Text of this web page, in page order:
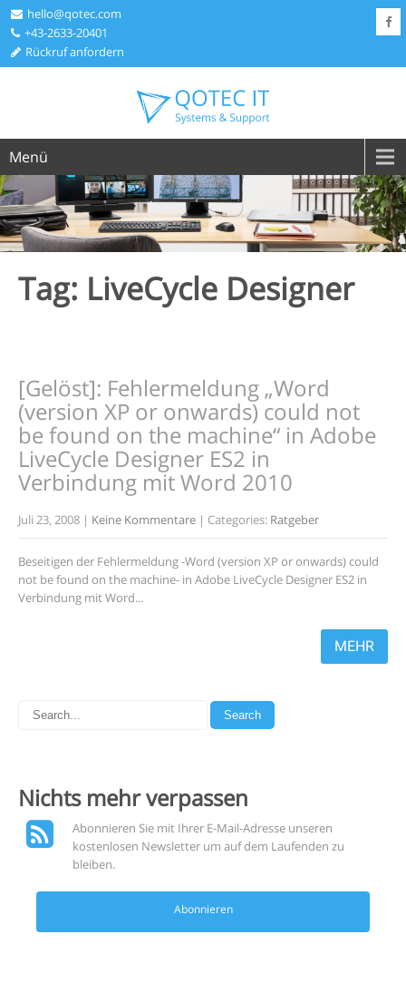
hello@qotec.com
+43-2633-20401
Rückruf anfordern
Menü
Tag: LiveCycle Designer
[Gelöst]: Fehlermeldung „Word
(version XP or onwards) could not
be found on the machine“ in Adobe
LiveCycle Designer ES2 in
Verbindung mit Word 2010
Juli 23, 2008 | Keine Kommentare | Categories: Ratgeber
Beseitigen der Fehlermeldung -Word (version XP or onwards) could
not be found on the machine- in Adobe LiveCycle Designer ES2 in
Verbindung mit Word...
MEHR
Nichts mehrverpassen
Abonnieren Sie mit Ihrer E-Mail-Adresse unseren
kostenlosen Newsletter um auf dem Laufenden zu
bleiben.
Abonnieren